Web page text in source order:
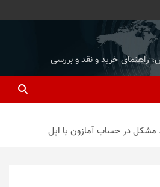
راهنمای خرید و نقد و بررسی
مشکل در حساب آمازون یا اپل